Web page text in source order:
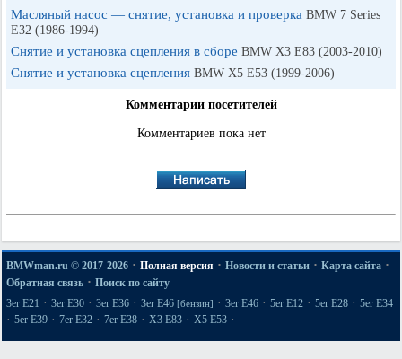
Масляный насос — снятие, установка и проверка BMW 7 Series
E32 (1986-1994)
Снятие и установка сцепления в сборе BMW X3 E83 (2003-2010)
Снятие и установка сцепления BMW X5 E53 (1999-2006)
Комментарии посетителей
Комментариев пока нет
BMWman.ru © 2017-2026 · Полная версия · Новости и статьи · Карта сайта ·
Обратная связь · Поиск по сайту
3er E21 · 3er E30 · 3er E36 · 3er E46 [бензин] · 3er E46 · 5er E12 · 5er E28 · 5er E34
· 5er E39 · 7er E32 · 7er E38 · X3 E83 · X5 E53 ·